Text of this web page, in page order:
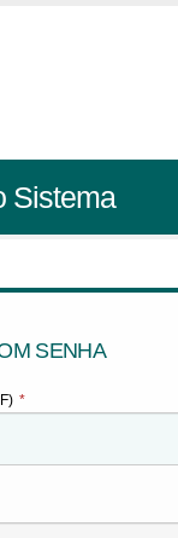
Sistema
SENHA
*